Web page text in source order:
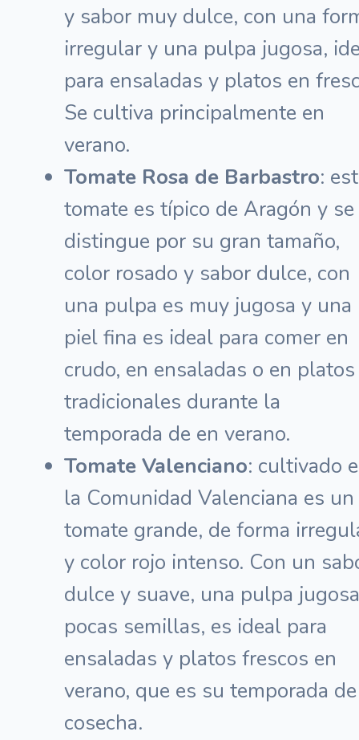
y sabor muy dulce, con una
irregular y una pulpa jugosa,
para ensaladas y platos en
Se cultiva principalmente en
verano.
Tomate Rosa de Barbastro:
tomate es típico de Aragón y se
distingue por su gran tamaño,
color rosado y sabor dulce, con
una pulpa es muy jugosa y una
piel fina es ideal para comer en
crudo, en ensaladas o en platos
tradicionales durante la
temporada de en verano.
Tomate Valenciano: cultivado
la Comunidad Valenciana es un
tomate grande, de forma
y color rojo intenso. Con un
dulce y suave, una pulpa
pocas semillas, es ideal para
ensaladas y platos frescos en
verano, que es su temporada de
cosecha.